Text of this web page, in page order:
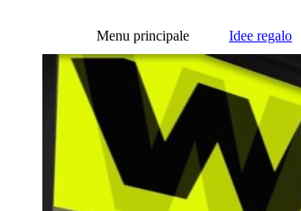
Menu principale Idee regalo